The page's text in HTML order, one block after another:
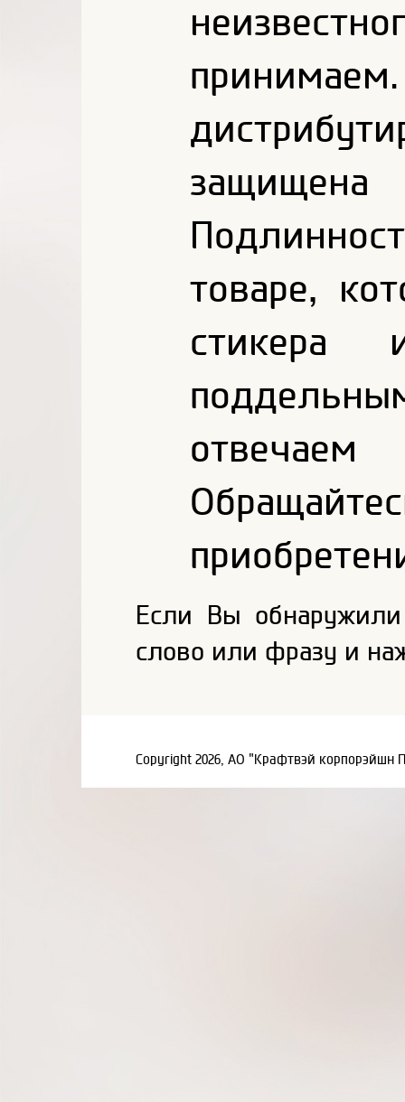
защищена
товаре,
стикера
Если Вы
слово или фразу и
Copyright 2026, АО "Крафтвэй корпорэйшн